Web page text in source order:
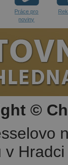
Práce pro
noviny
©
v